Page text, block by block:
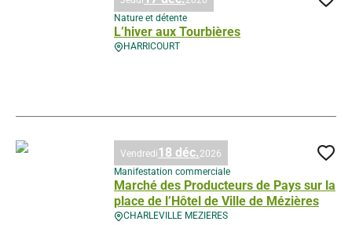
L’hiver aux Tourbières
HARRICOURT
Nature et détente
Marché des Producteurs de Pays sur la
place de l’Hôtel de Ville de Mézières
CHARLEVILLE MEZIERES
Vendredi18 déc. 2026
Manifestation commerciale